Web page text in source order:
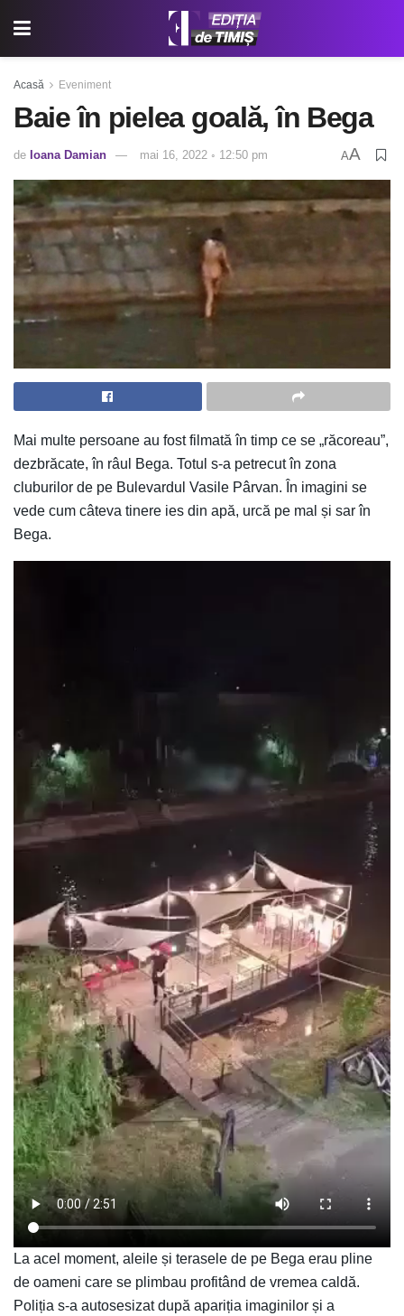
Acasă Eveniment
Baie în pielea goală, în Bega
de Ioana Damian mai 16, 2022 ◦ 12:50 pm AA
Mai multe persoane au fost filmată în timp ce se „răcoreau”,
dezbrăcate, în râul Bega. Totul s-a petrecut în zona
cluburilor de pe Bulevardul Vasile Pârvan. În imagini se
vede cum câteva tinere ies din apă, urcă pe mal și sar în
Bega.
La acel moment, aleile și terasele de pe Bega erau pline
de oameni care se plimbau profitând de vremea caldă.
Poliția s-a autosesizat după apariția imaginilor și a